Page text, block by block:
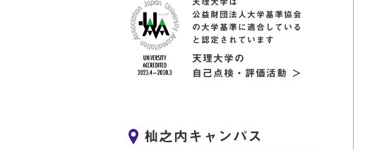
公益財団法人大学基準協会
の大学基準に適合している
と認定されています
天理大学の
自己点検・評価活動 ＞
杣之内キャンパス